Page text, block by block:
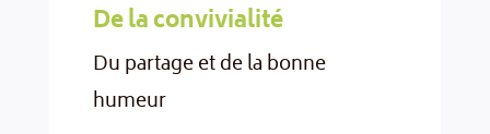
De la convivialité
Du partage et de la bonne
humeur